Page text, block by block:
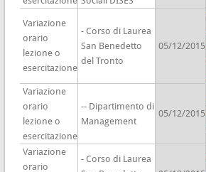
Variazione
orario
lezione o
esercitazione
- Corso di Laurea
San Benedetto
del Tronto
05/12/2015
Variazione
orario
lezione o
esercitazione
-- Dipartimento di
Management
05/12/2015
Variazione
orario
- Corso di Laurea